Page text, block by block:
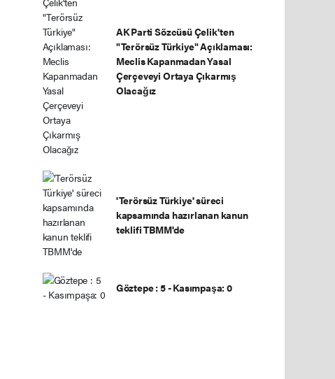
AK Parti Sözcüsü Çelik'ten
"Terörsüz Türkiye" Açıklaması:
Meclis Kapanmadan Yasal
Çerçeveyi Ortaya Çıkarmış
Olacağız
'Terörsüz Türkiye' süreci
kapsamında hazırlanan kanun
teklifi TBMM'de
Göztepe : 5 - Kasımpaşa: 0